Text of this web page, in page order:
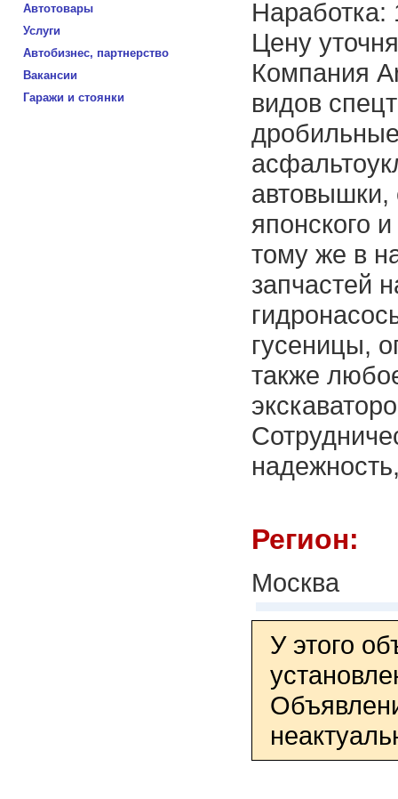
Автотовары
Услуги
Автобизнес, партнерство
Вакансии
Гаражи и стоянки
Наработка:
Цену
Компания
видов
автовышки,
японского
тому же в
запчастей
гусеницы,
также
Регион:
Москва
У этого